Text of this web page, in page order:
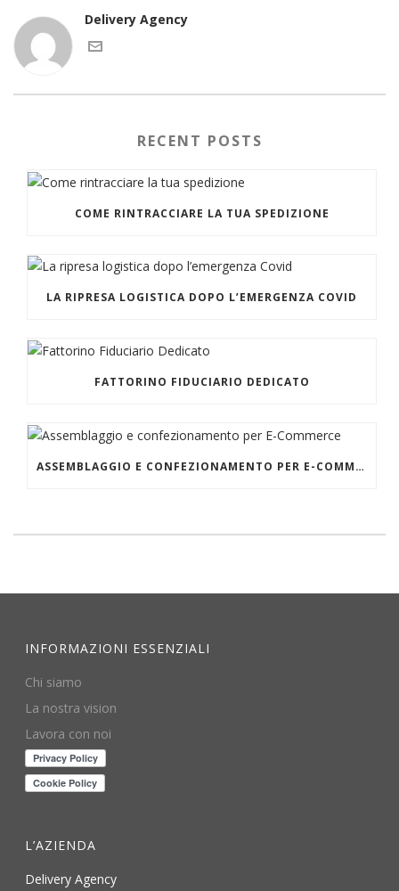
Delivery Agency
RECENT POSTS
COME RINTRACCIARE LA TUA SPEDIZIONE
LA RIPRESA LOGISTICA DOPO L’EMERGENZA COVID
FATTORINO FIDUCIARIO DEDICATO
ASSEMBLAGGIO E CONFEZIONAMENTO PER E-COMMERCE
INFORMAZIONI ESSENZIALI
Chi siamo
La nostra vision
Lavora con noi
L’AZIENDA
Delivery Agency